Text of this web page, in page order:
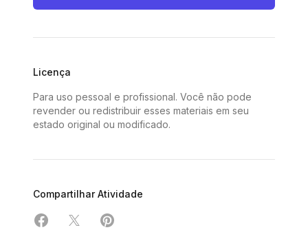
Licença
Para uso pessoal e profissional. Você não pode
revender ou redistribuir esses materiais em seu
estado original ou modificado.
Compartilhar Atividade
Compartilhar em Facebook
Compartilhar em X
Compartilhar em Pinterest